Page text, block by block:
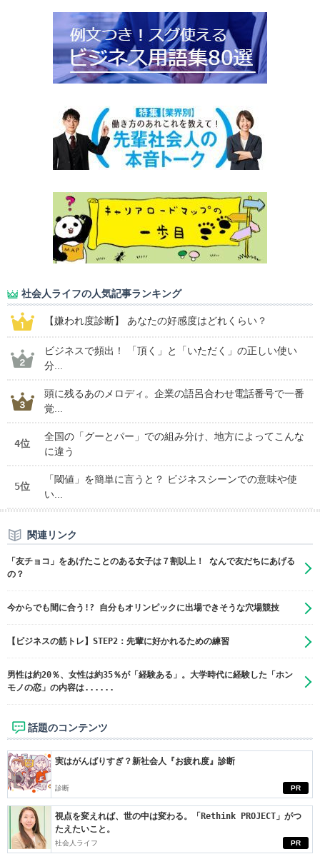
社会人ライフの人気記事ランキング
【嫌われ度診断】 あなたの好感度はどれくらい？
ビジネスで頻出！ 「頂く」と「いただく」の正しい使い
分...
頭に残るあのメロディ。企業の語呂合わせ電話番号で一番
覚...
4位
全国の「グーとパー」での組み分け、地方によってこんな
に違う
5位
「閾値」を簡単に言うと？ ビジネスシーンでの意味や使
い...
関連リンク
「友チョコ」をあげたことのある女子は７割以上！ なんで友だちにあげる
の？
今からでも間に合う!? 自分もオリンピックに出場できそうな穴場競技
【ビジネスの筋トレ】STEP2：先輩に好かれるための練習
男性は約20％、女性は約35％が「経験ある」。大学時代に経験した「ホン
モノの恋」の内容は......
話題のコンテンツ
PR
実はがんばりすぎ？新社会人『お疲れ度』診断
診断
PR
視点を変えれば、世の中は変わる。「Rethink PROJECT」がつ
たえたいこと。
社会人ライフ